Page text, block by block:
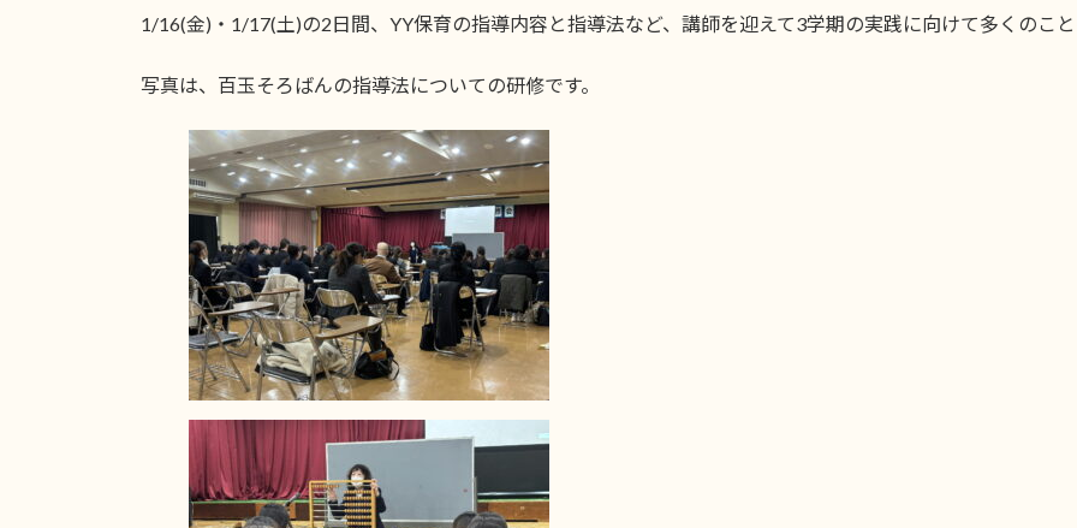
1/16(金)・1/17(土)の2日間、YY保育の指導内容と指導法など、講師を迎えて3学期の実践に向けて多くのこと
写真は、百玉そろばんの指導法についての研修です。